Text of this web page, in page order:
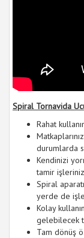
Spiral Tornavida
Rahat
durumlarda
Kendinizi
tamir
Spiral
yerde de
Kolay
gelebilecek
Tam dönüş